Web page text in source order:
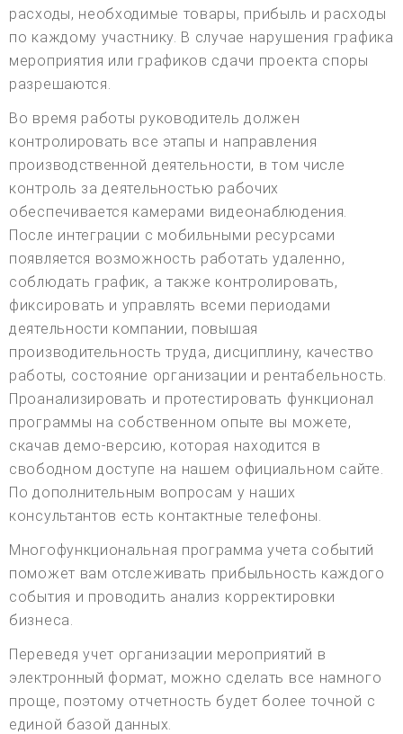
расходы, необходимые товары, прибыль и расходы
по каждому участнику. В случае нарушения графика
мероприятия или графиков сдачи проекта споры
разрешаются.
Во время работы руководитель должен
контролировать все этапы и направления
производственной деятельности, в том числе
контроль за деятельностью рабочих
обеспечивается камерами видеонаблюдения.
После интеграции с мобильными ресурсами
появляется возможность работать удаленно,
соблюдать график, а также контролировать,
фиксировать и управлять всеми периодами
деятельности компании, повышая
производительность труда, дисциплину, качество
работы, состояние организации и рентабельность.
Проанализировать и протестировать функционал
программы на собственном опыте вы можете,
скачав демо-версию, которая находится в
свободном доступе на нашем официальном сайте.
По дополнительным вопросам у наших
консультантов есть контактные телефоны.
Многофункциональная программа учета событий
поможет вам отслеживать прибыльность каждого
события и проводить анализ корректировки
бизнеса.
Переведя учет организации мероприятий в
электронный формат, можно сделать все намного
проще, поэтому отчетность будет более точной с
единой базой данных.